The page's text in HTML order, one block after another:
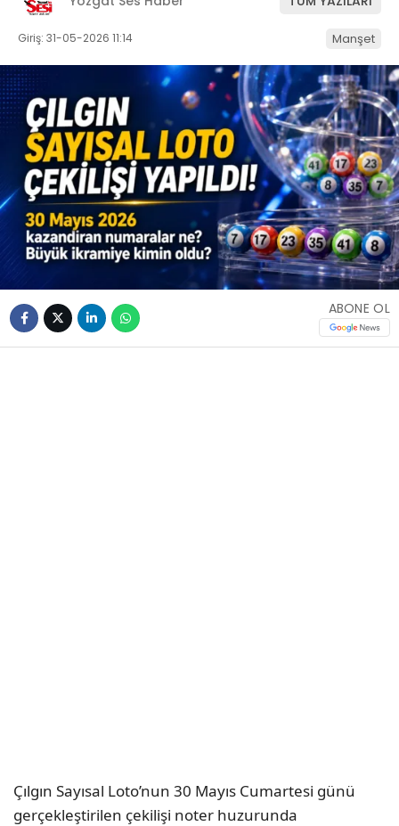
Giriş: 31-05-2026 11:14 Manşet
ABONE OL
Çılgın Sayısal Loto’nun 30 Mayıs Cumartesi günü
gerçekleştirilen çekilişi noter huzurunda